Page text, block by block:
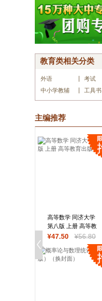
教育类相关分类
外语
考试
中小学教辅
工具书
主编推荐
高等数学 同济大学
第八版 上册 高等教
育出版社
¥47.50 ¥56.80